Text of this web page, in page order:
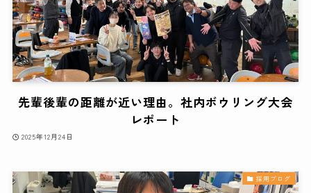
先輩後輩の距離が近い理由。社内ボウリング大会
レポート
2025年12月24日
採用ブログ